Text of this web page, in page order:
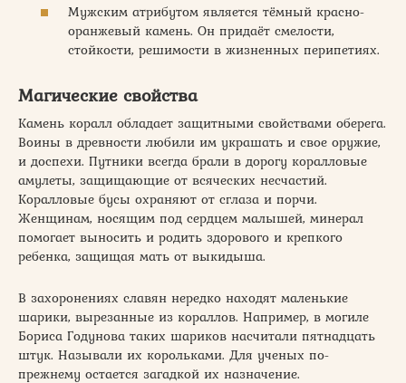
Мужским атрибутом является тёмный красно-
оранжевый камень. Он придаёт смелости,
стойкости, решимости в жизненных перипетиях.
Магические свойства
Камень коралл обладает защитными свойствами оберега.
Воины в древности любили им украшать и свое оружие,
и доспехи. Путники всегда брали в дорогу коралловые
амулеты, защищающие от всяческих несчастий.
Коралловые бусы охраняют от сглаза и порчи.
Женщинам, носящим под сердцем малышей, минерал
помогает выносить и родить здорового и крепкого
ребенка, защищая мать от выкидыша.
В захоронениях славян нередко находят маленькие
шарики, вырезанные из кораллов. Например, в могиле
Бориса Годунова таких шариков насчитали пятнадцать
штук. Называли их корольками. Для ученых по-
прежнему остается загадкой их назначение.